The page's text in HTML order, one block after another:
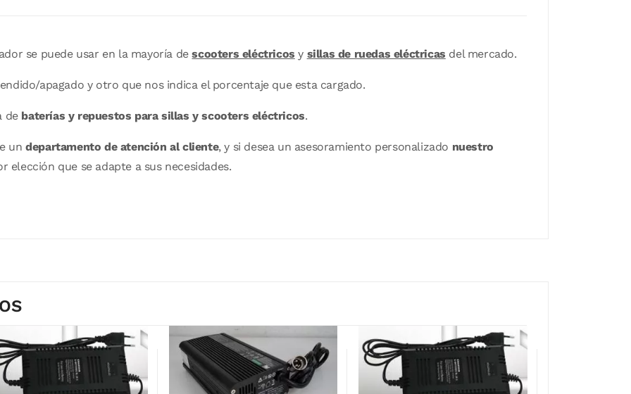
se puede usar en la mayoría descooters eléctricos y sillas de ruedas eléctricas del mercado.
apagado y otro que nos indica el porcentaje que esta cargado.
debaterías y repuestos para sillas y scooters eléctricos.
undepartamento de atención al cliente, y si desea un asesoramiento personalizado nuestro
elección que se adapte a sus necesidades.